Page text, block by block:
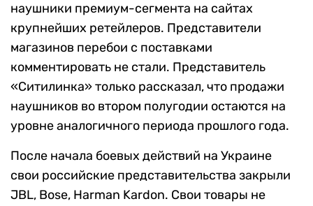
наушники премиум-сегмента на сайтах
крупнейших ретейлеров. Представители
магазинов перебои с поставками
комментировать не стали. Представитель
«Ситилинка» только рассказал, что продажи
наушников во втором полугодии остаются на
уровне аналогичного периода прошлого года.
После начала боевых действий на Украине
свои российские представительства закрыли
JBL, Bose, Harman Kardon. Свои товары не